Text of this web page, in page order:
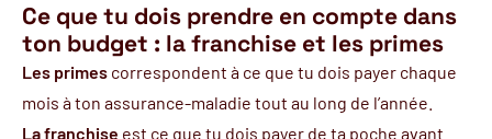
Ce que tu dois prendre en compte dans
ton budget : la franchise et les primes
Les primes correspondent à ce que tu dois payer chaque
mois à ton assurance-maladie tout au long de l’année.
La franchise est ce que tu dois payer de ta poche avant